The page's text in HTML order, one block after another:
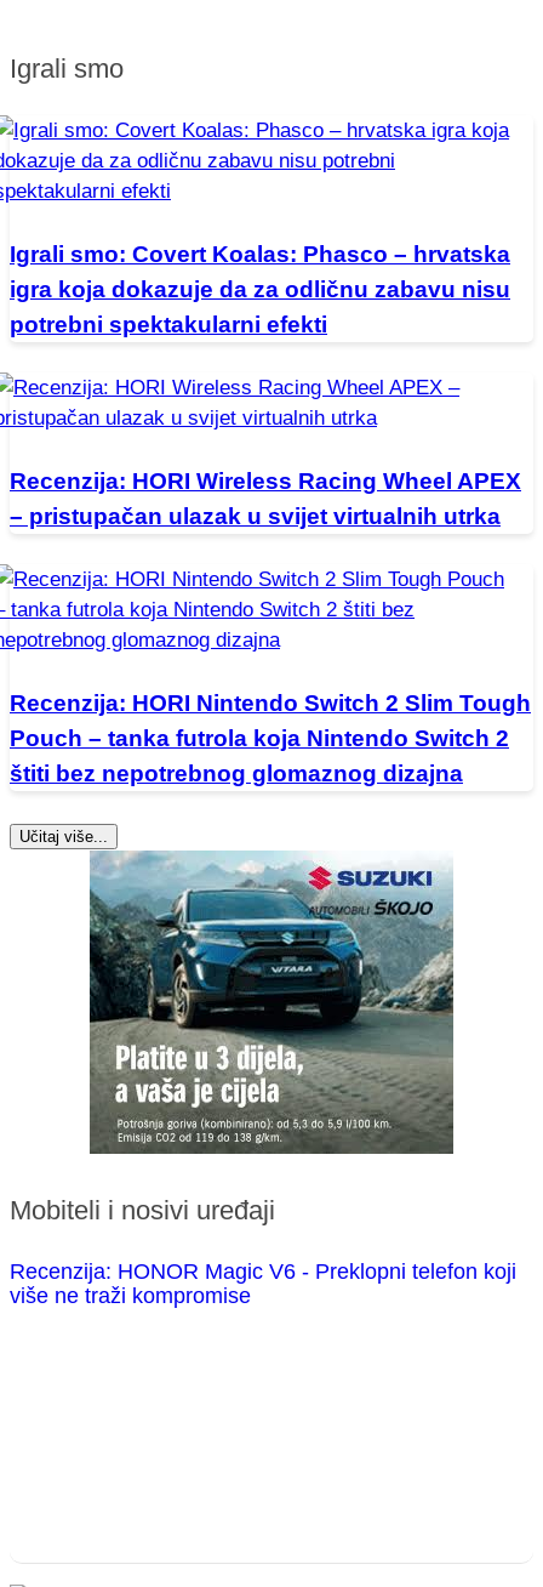
Igrali smo
Igrali smo: Covert Koalas: Phasco – hrvatska
igra koja dokazuje da za odličnu zabavu nisu
potrebni spektakularni efekti
Recenzija: HORI Wireless Racing Wheel APEX
– pristupačan ulazak u svijet virtualnih utrka
Recenzija: HORI Nintendo Switch 2 Slim Tough
Pouch – tanka futrola koja Nintendo Switch 2
štiti bez nepotrebnog glomaznog dizajna
Učitaj više...
Mobiteli i nosivi uređaji
Recenzija: HONOR Magic V6 - Preklopni telefon koji
više ne traži kompromise